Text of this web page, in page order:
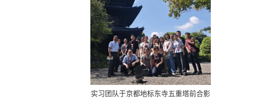
实习团队于京都地标东寺五重塔前合影